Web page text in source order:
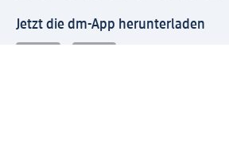
Jetzt die dm-App herunterladen